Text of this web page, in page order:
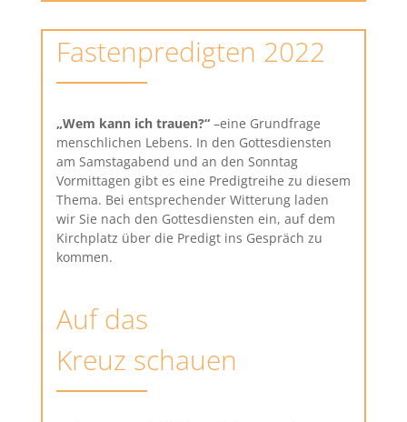
Fastenpredigten 2022
„Wem kann ich trauen?“ –eine Grundfrage
menschlichen Lebens. In den Gottesdiensten
am Samstagabend und an den Sonntag
Vormittagen gibt es eine Predigtreihe zu diesem
Thema. Bei entsprechender Witterung laden
wir Sie nach den Gottesdiensten ein, auf dem
Kirchplatz über die Predigt ins Gespräch zu
kommen.
Auf das
Kreuz schauen